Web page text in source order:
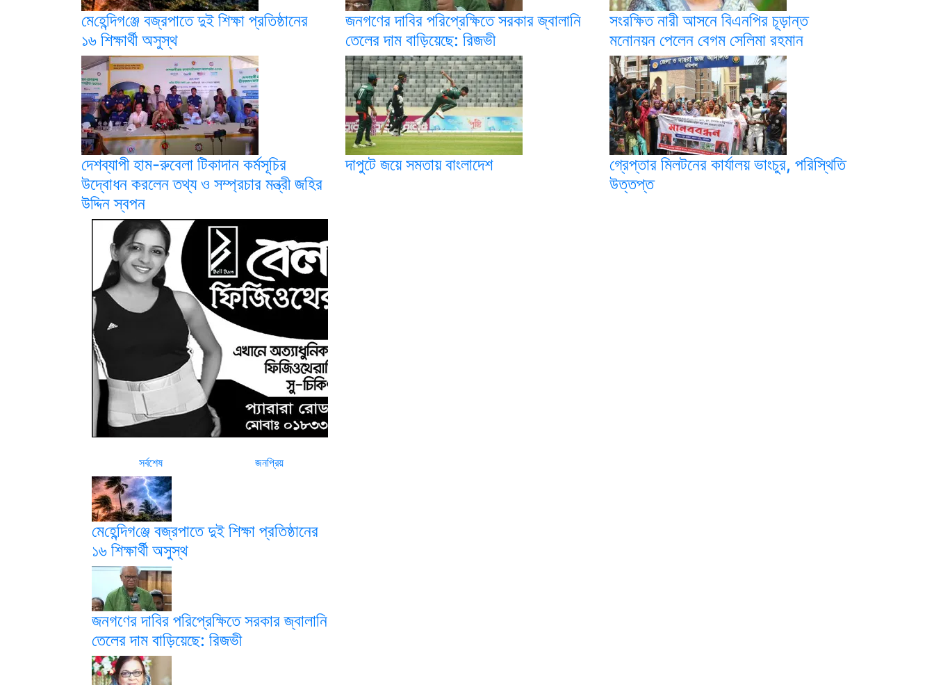
মে‌হে‌ন্দিগ‌ঞ্জে বজ্রপাতে দুই শিক্ষা প্রতিষ্ঠানের
১৬ শিক্ষার্থী অসুস্থ
জনগণের দাবির পরিপ্রেক্ষিতে সরকার জ্বালানি
তেলের দাম বাড়িয়েছে: রিজভী
সংরক্ষিত নারী আসনে বিএনপির চূড়ান্ত
মনোনয়ন পেলেন বেগম সেলিমা রহমান
দেশব্যাপী হাম-রুবেলা টিকাদান কর্মসূচির
উদ্বোধন করলেন তথ্য ও সম্প্রচার মন্ত্রী জহির
উদ্দিন স্বপন
দাপুটে জয়ে সমতায় বাংলাদেশ
গ্রেপ্তার মিলটনের কার্যালয় ভাংচুর, পরিস্থিতি
উত্তপ্ত
সর্বশেষ জনপ্রিয়
মে‌হে‌ন্দিগ‌ঞ্জে বজ্রপাতে দুই শিক্ষা প্রতিষ্ঠানের
১৬ শিক্ষার্থী অসুস্থ
জনগণের দাবির পরিপ্রেক্ষিতে সরকার জ্বালানি
তেলের দাম বাড়িয়েছে: রিজভী